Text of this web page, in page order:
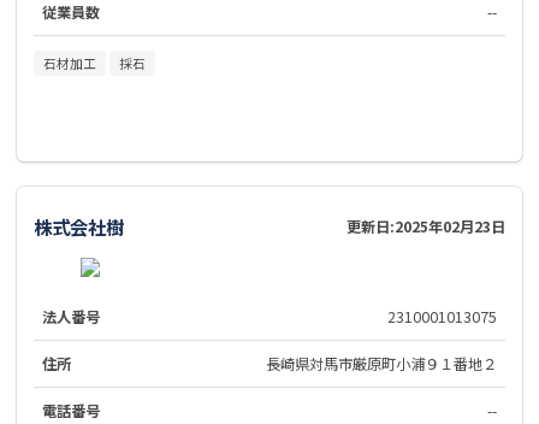
従業員数 --
石材加工 採石
株式会社樹 更新日:2025年02月23日
法人番号 2310001013075
住所 長崎県対馬市厳原町小浦９１番地２
電話番号 --